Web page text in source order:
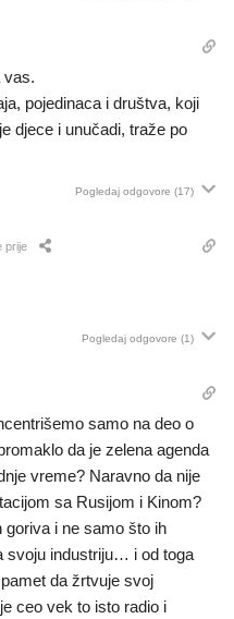
vas.
pojedinaca i društva, koji
djece i unučadi, traže po
Pogledaj odgovore (17)
prije
Pogledaj odgovore (1)
samo na deo o
da je zelena agenda
vreme? Naravno da nije
sa Rusijom i Kinom?
goriva i ne samo što ih
svoju industriju… i od toga
da žrtvuje svoj
ceo vek to isto radio i